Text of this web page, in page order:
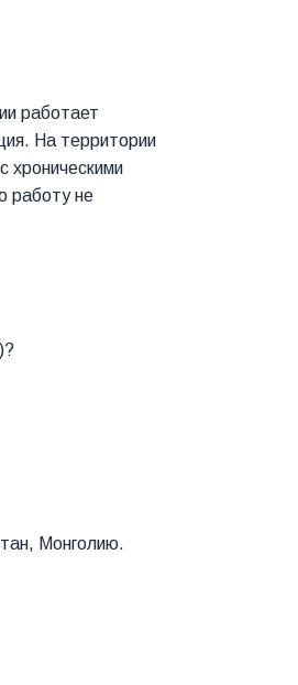
работает
На территории
хроническими
работу не
Монголию.